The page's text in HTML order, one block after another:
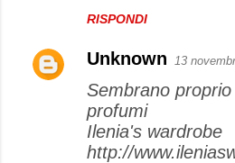
RISPONDI
Unknown 13
Sembrano
profumi
Ilenia's wardrobe
http://